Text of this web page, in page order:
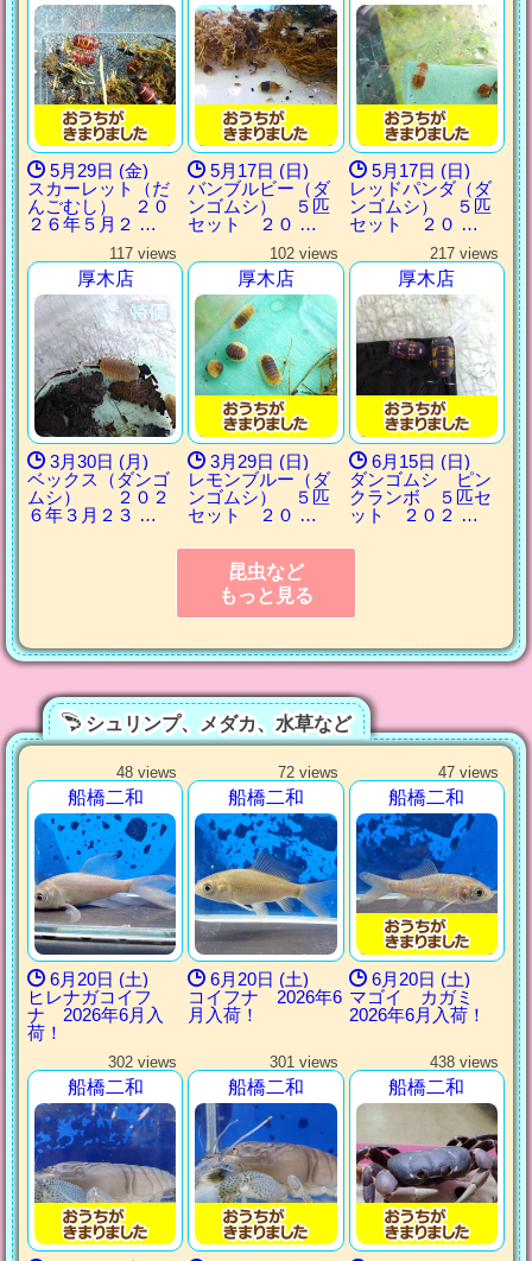
5月29日 (金)
スカーレット（だ
んごむし） ２０
２６年５月２ …
5月17日 (日)
バンブルビー（ダ
ンゴムシ） ５匹
セット ２０ …
5月17日 (日)
レッドパンダ（ダ
ンゴムシ） ５匹
セット ２０ …
117 views
厚木店
3月30日 (月)
ベックス（ダンゴ
ムシ） ２０２
６年３月２３ …
102 views
厚木店
3月29日 (日)
レモンブルー（ダ
ンゴムシ） ５匹
セット ２０ …
217 views
厚木店
6月15日 (日)
ダンゴムシ ピン
クランボ ５匹セ
ット ２０２ …
昆虫など
もっと見る
シュリンプ、メダカ、水草など
48 views
船橋二和
6月20日 (土)
ヒレナガコイフ
ナ 2026年6月入
荷！
72 views
船橋二和
6月20日 (土)
コイフナ 2026年6
月入荷！
47 views
船橋二和
6月20日 (土)
マゴイ カガミ
2026年6月入荷！
302 views
船橋二和
301 views
船橋二和
438 views
船橋二和